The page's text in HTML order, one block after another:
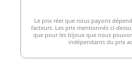
Le prix réel que nous payons
facteurs. Les prix mentionnés ci-
que pour les bijoux que nous
indépendants du prix